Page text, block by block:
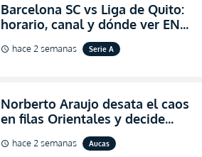
Barcelona SC vs Liga de Quito:
horario, canal y dónde ver EN
VIVO la Fecha 22 de la LigaPro
2026
schedule hace 2 semanas Serie A
Norberto Araujo desata el caos
en filas Orientales y decide
abandonar la dirección técnica
de Aucas
schedule hace 2 semanas Aucas